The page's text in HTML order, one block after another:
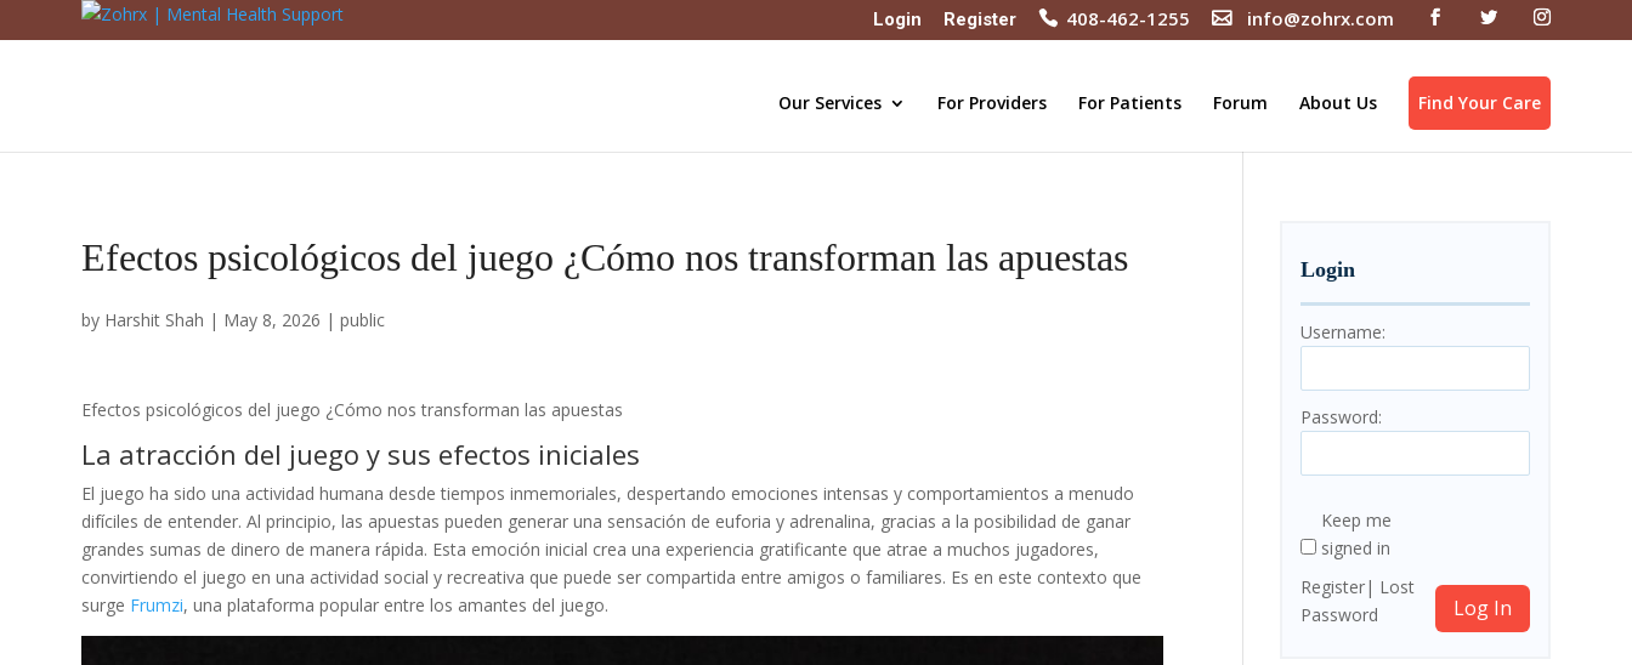
Login Register 408-462-1255 info@zohrx.com
Our Services For Providers For Patients Forum About Us Find Your Care
Efectos psicológicos del juego ¿Cómo nos transforman las apuestas
by Harshit Shah | May 8, 2026 |public
Efectos psicológicos del juego ¿Cómo nos transforman las apuestas
La atracción del juego y sus efectos iniciales
El juego ha sido una actividad humana desde tiempos inmemoriales, despertando emociones intensas y comportamientos a menudo
difíciles de entender. Al principio, las apuestas pueden generar una sensación de euforia y adrenalina, gracias a la posibilidad de ganar
grandes sumas de dinero de manera rápida. Esta emoción inicial crea una experiencia gratificante que atrae a muchos jugadores,
convirtiendo el juego en una actividad social y recreativa que puede ser compartida entre amigos o familiares. Es en este contexto que
surge Frumzi, una plataforma popular entre los amantes del juego.
Login
Username:
Password:
Keep me
signed in
Log In
Register
Lost
Password